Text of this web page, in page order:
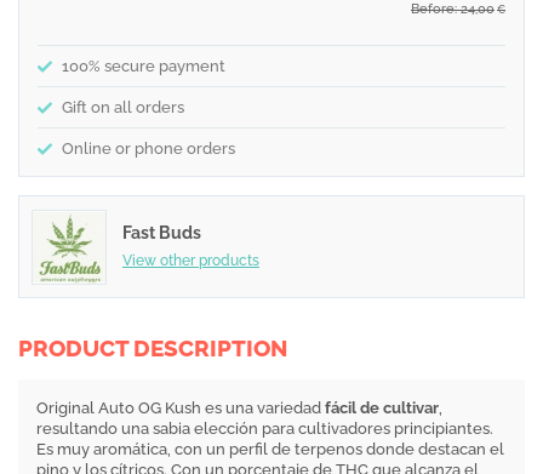
Before: 24,00 €
100% secure payment
Gift on all orders
Online or phone orders
Fast Buds
View other products
PRODUCT DESCRIPTION
Original Auto OG Kush es una variedad fácil de cultivar,
resultando una sabia elección para cultivadores principiantes.
Es muy aromática, con un perfil de terpenos donde destacan el
pino y los cítricos. Con un porcentaje de THC que alcanza el